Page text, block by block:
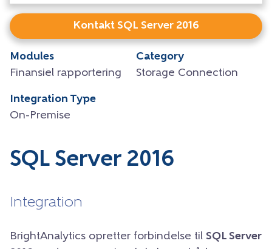
Kontakt SQL Server 2016
Modules
Finansiel rapportering
Category
Storage Connection
Integration Type
On-Premise
SQL Server 2016
Integration
BrightAnalytics opretter forbindelse til SQL Server